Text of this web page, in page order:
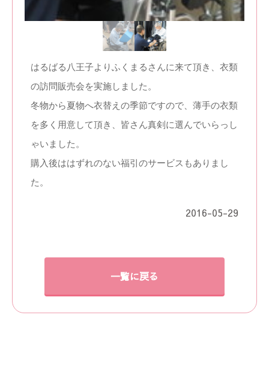
はるばる八王子よりふくまるさんに来て頂き、衣類
の訪問販売会を実施しました。
冬物から夏物へ衣替えの季節ですので、薄手の衣類
を多く用意して頂き、皆さん真剣に選んでいらっし
ゃいました。
購入後ははずれのない福引のサービスもありまし
た。
2016-05-29
一覧に戻る